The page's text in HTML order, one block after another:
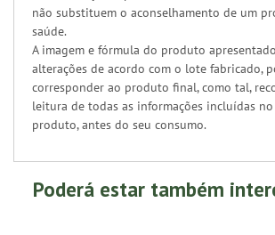
não substituem o aconselhamento de um
saúde.
A imagem e fórmula do produto
alterações de acordo com o lote fabricado,
corresponder ao produto final, como tal,
leitura de todas as informações incluídas
produto, antes do seu consumo.
Poderá estar também